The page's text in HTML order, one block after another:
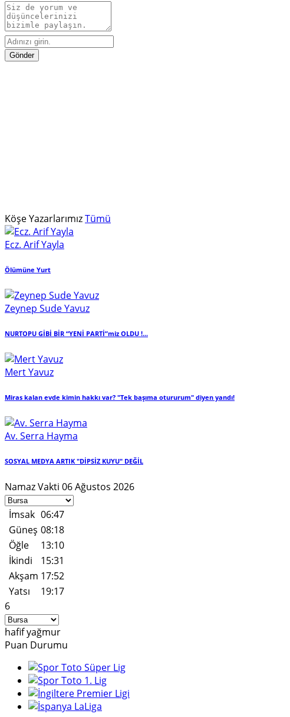
Gönder
Köşe YazarlarımızTümü
Ecz. Arif Yayla
Ölümüne Yurt
Zeynep Sude Yavuz
NURTOPU GİBİ BİR “YENİ PARTİ”miz OLDU !...
Mert Yavuz
Miras kalan evde kimin hakkı var? "Tek başıma otururum" diyen yandı!
Av. Serra Hayma
SOSYAL MEDYA ARTIK "DİPSİZ KUYU" DEĞİL
Namaz Vakti 06 Ağustos 2026
İmsak 06:47
Güneş 08:18
Öğle
13:10
İkindi
15:31
Akşam 17:52
Yatsı
19:17
6
hafif yağmur
Puan Durumu